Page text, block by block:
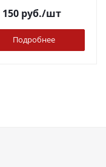
150руб./шт
Подробнее